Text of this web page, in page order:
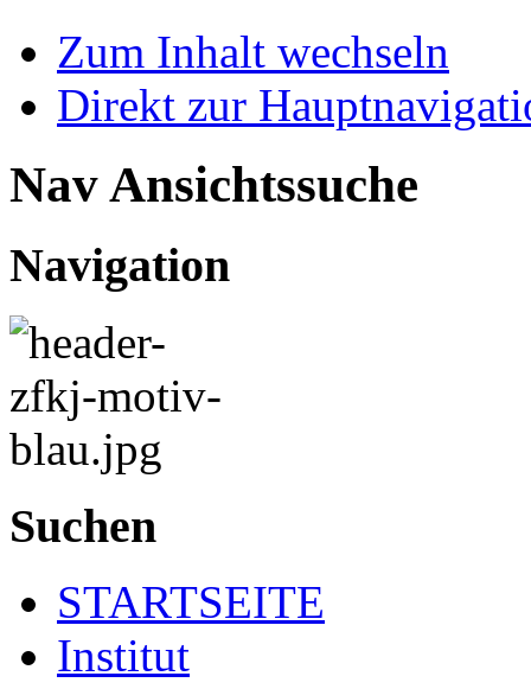
Zum Inhalt wechseln
Direkt zur
Nav Ansichtssuche
Navigation
Suchen
STARTSEITE
Institut